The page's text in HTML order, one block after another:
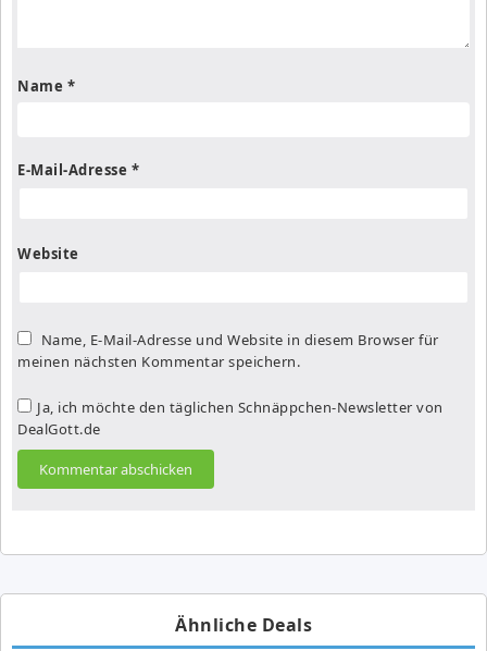
Name *
E-Mail-Adresse *
Website
Name, E-Mail-Adresse und Website in diesem Browser für
meinen nächsten Kommentar speichern.
Ja, ich möchte den täglichen Schnäppchen-Newsletter von
DealGott.de
Ähnliche Deals